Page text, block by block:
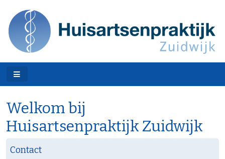
Welkom bij
Huisartsenpraktijk Zuidwijk
Contact